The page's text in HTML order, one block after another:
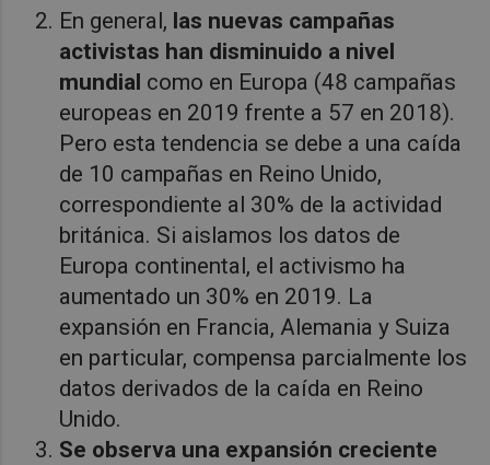
En general, las nuevas campañas
activistas han disminuido a nivel
mundial como en Europa (48 campañas
europeas en 2019 frente a 57 en 2018).
Pero esta tendencia se debe a una caída
de 10 campañas en Reino Unido,
correspondiente al 30% de la actividad
británica. Si aislamos los datos de
Europa continental, el activismo ha
aumentado un 30% en 2019. La
expansión en Francia, Alemania y Suiza
en particular, compensa parcialmente los
datos derivados de la caída en Reino
Unido.
Se observa una expansión creciente